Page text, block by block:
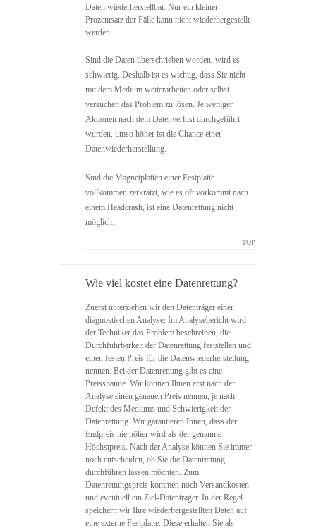
Daten wiederherstellbar. Nur ein kleiner
Prozentsatz der Fälle kann nicht wiederhergestellt
werden.
Sind die Daten überschrieben worden, wird es
schwierig. Deshalb ist es wichtig, dass Sie nicht
mit dem Medium weiterarbeiten oder selbst
versuchen das Problem zu lösen. Je weniger
Aktionen nach dem Datenverlust durchgeführt
wurden, umso höher ist die Chance einer
Datenwiederherstellung.
Sind die Magnetplatten einer Festplatte
vollkommen zerkratzt, wie es oft vorkommt nach
einem Headcrash, ist eine Datenrettung nicht
möglich.
TOP
Wie viel kostet eine Datenrettung?
Zuerst unterziehen wir den Datenträger einer
diagnostischen Analyse. Im Analysebericht wird
der Techniker das Problem beschreiben, die
Durchführbarkeit der Datenrettung feststellen und
einen festen Preis für die Datenwiederherstellung
nennen. Bei der Datenrettung gibt es eine
Preisspanne. Wir können Ihnen erst nach der
Analyse einen genauen Preis nennen, je nach
Defekt des Mediums und Schwierigkeit der
Datenrettung. Wir garantieren Ihnen, dass der
Endpreis nie höher wird als der genannte
Höchstpreis. Nach der Analyse können Sie immer
noch entscheiden, ob Sie die Datenrettung
durchführen lassen möchten. Zum
Datenrettungspreis kommen noch Versandkosten
und eventuell ein Ziel-Datenträger. In der Regel
speichern wir Ihre wiederhergestellten Daten auf
eine externe Festplatte. Diese erhalten Sie als